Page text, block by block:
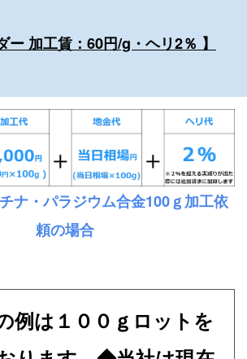
ー 加工賃：60円/g・ヘリ2％ 】
ナ・パラジウム合金100ｇ加工依
頼の場合
は１００ｇロットを